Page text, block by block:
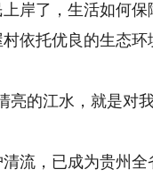
了，生活如何保
托优良的生态环境
的江水，就是对我
，已成为贵州全